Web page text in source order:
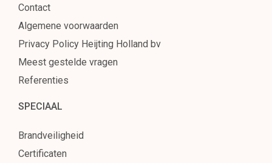
Contact
Algemene voorwaarden
Privacy Policy Heijting Holland bv
Meest gestelde vragen
Referenties
SPECIAAL
Brandveiligheid
Certificaten